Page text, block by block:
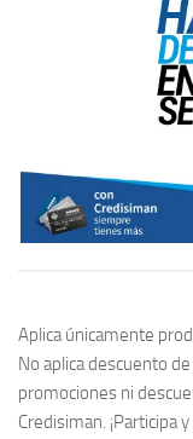
Aplica únicamente
No aplica descuento
promociones ni
Credisiman. ¡Participa